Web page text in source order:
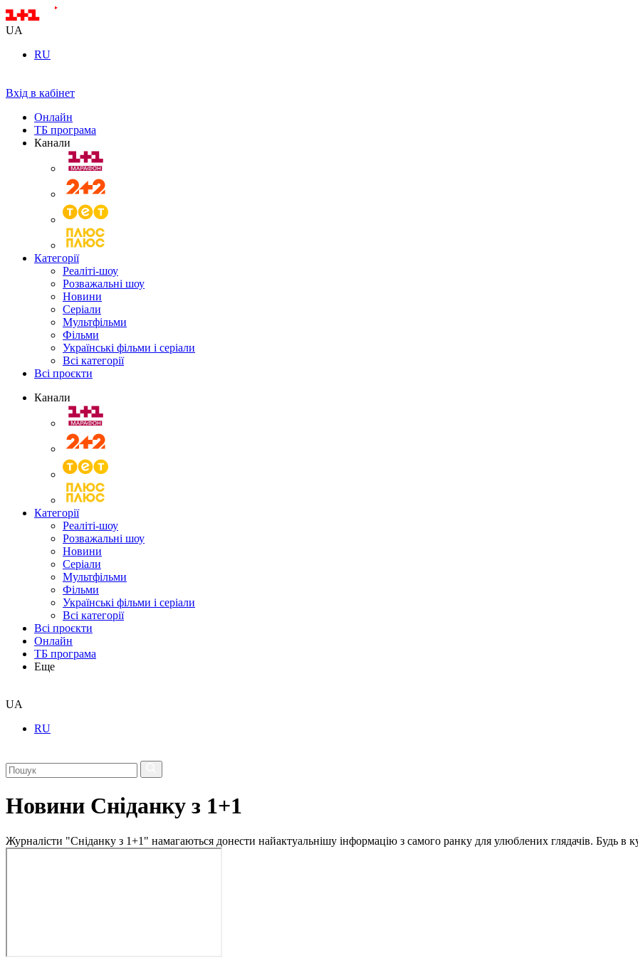
UA
RU
Вхід в кабінет
Онлайн
ТБ програма
Канали
Категорії
Реаліті-шоу
Розважальні шоу
Новини
Серіали
Мультфільми
Фільми
Українські фільми і серіали
Всі категорії
Всі проєкти
Канали
Категорії
Реаліті-шоу
Розважальні шоу
Новини
Серіали
Мультфільми
Фільми
Українські фільми і серіали
Всі категорії
Всі проєкти
Онлайн
ТБ програма
Еще
UA
RU
Новини Сніданку з 1+1
Журналісти "Сніданку з 1+1" намагаються донести найактуальнішу інформацію з самого ранку для улюблених глядачів. Будь в